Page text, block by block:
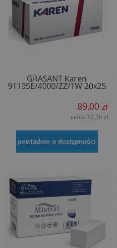
GRASANT Karen
91195E/4000/ZZ/1W 20x25
89,00 zł
netto: 72,36 zł
powiadom o dostępności